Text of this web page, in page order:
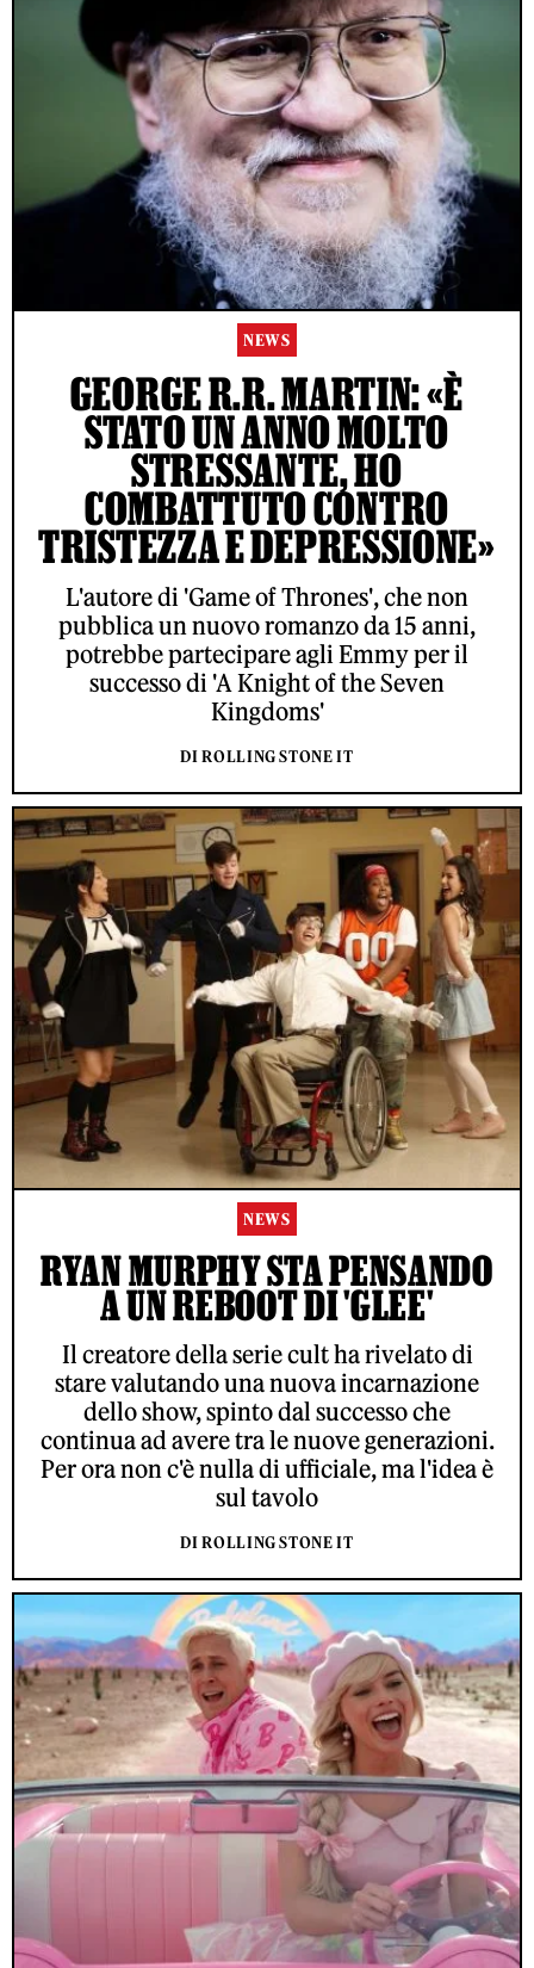
NEWS
GEORGE R.R. MARTIN: «È
STATO UN ANNO MOLTO
STRESSANTE, HO
COMBATTUTO CONTRO
TRISTEZZA E DEPRESSIONE»
L'autore di 'Game of Thrones', che non
pubblica un nuovo romanzo da 15 anni,
potrebbe partecipare agli Emmy per il
successo di 'A Knight of the Seven
Kingdoms'
DI ROLLING STONE IT
NEWS
RYAN MURPHY STA PENSANDO
A UN REBOOT DI 'GLEE'
Il creatore della serie cult ha rivelato di
stare valutando una nuova incarnazione
dello show, spinto dal successo che
continua ad avere tra le nuove generazioni.
Per ora non c'è nulla di ufficiale, ma l'idea è
sul tavolo
DI ROLLING STONE IT